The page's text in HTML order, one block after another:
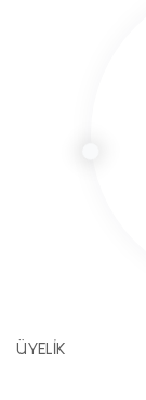
ÜYELİK